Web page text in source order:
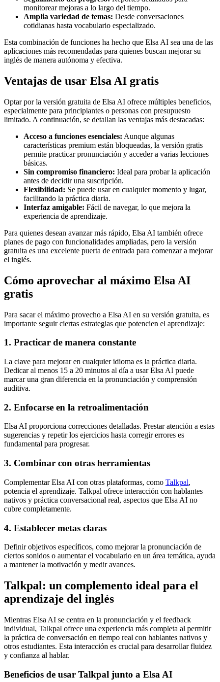
monitorear mejoras a lo largo del tiempo.
Amplia variedad de temas: Desde conversaciones
cotidianas hasta vocabulario especializado.
Esta combinación de funciones ha hecho que Elsa AI sea una de las
aplicaciones más recomendadas para quienes buscan mejorar su
inglés de manera autónoma y efectiva.
Ventajas de usar Elsa AI gratis
Optar por la versión gratuita de Elsa AI ofrece múltiples beneficios,
especialmente para principiantes o personas con presupuesto
limitado. A continuación, se detallan las ventajas más destacadas:
Acceso a funciones esenciales: Aunque algunas
características premium están bloqueadas, la versión gratis
permite practicar pronunciación y acceder a varias lecciones
básicas.
Sin compromiso financiero: Ideal para probar la aplicación
antes de decidir una suscripción.
Flexibilidad: Se puede usar en cualquier momento y lugar,
facilitando la práctica diaria.
Interfaz amigable: Fácil de navegar, lo que mejora la
experiencia de aprendizaje.
Para quienes desean avanzar más rápido, Elsa AI también ofrece
planes de pago con funcionalidades ampliadas, pero la versión
gratuita es una excelente puerta de entrada para comenzar a mejorar
el inglés.
Cómo aprovechar al máximo Elsa AI
gratis
Para sacar el máximo provecho a Elsa AI en su versión gratuita, es
importante seguir ciertas estrategias que potencien el aprendizaje:
1. Practicar de manera constante
La clave para mejorar en cualquier idioma es la práctica diaria.
Dedicar al menos 15 a 20 minutos al día a usar Elsa AI puede
marcar una gran diferencia en la pronunciación y comprensión
auditiva.
2. Enfocarse en la retroalimentación
Elsa AI proporciona correcciones detalladas. Prestar atención a estas
sugerencias y repetir los ejercicios hasta corregir errores es
fundamental para progresar.
3. Combinar con otras herramientas
Complementar Elsa AI con otras plataformas, como Talkpal,
potencia el aprendizaje. Talkpal ofrece interacción con hablantes
nativos y práctica conversacional real, aspectos que Elsa AI no
cubre completamente.
4. Establecer metas claras
Definir objetivos específicos, como mejorar la pronunciación de
ciertos sonidos o aumentar el vocabulario en un área temática, ayuda
a mantener la motivación y medir avances.
Talkpal: un complemento ideal para el
aprendizaje del inglés
Mientras Elsa AI se centra en la pronunciación y el feedback
individual, Talkpal ofrece una experiencia más completa al permitir
la práctica de conversación en tiempo real con hablantes nativos y
otros estudiantes. Esta interacción es crucial para desarrollar fluidez
y confianza al hablar.
Beneficios de usar Talkpal junto a Elsa AI